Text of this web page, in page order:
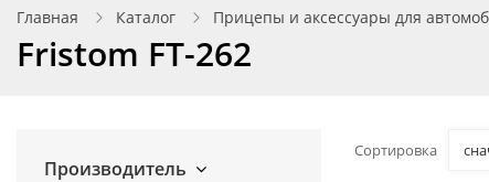
Главная Каталог Прицепы и аксессуары для
Fristom FT-262
Производитель
Сортировка